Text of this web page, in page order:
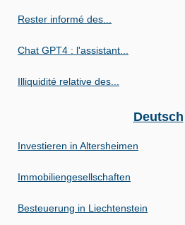
Rester informé des...
Chat GPT4 : l'assistant...
Illiquidité relative des...
Deutsch
Investieren in Altersheimen
Immobiliengesellschaften
Besteuerung in Liechtenstein